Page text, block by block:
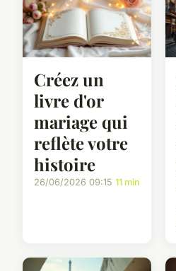
Créez un
livre d'or
mariage qui
reflète votre
histoire
26/06/2026 09:15 11 min